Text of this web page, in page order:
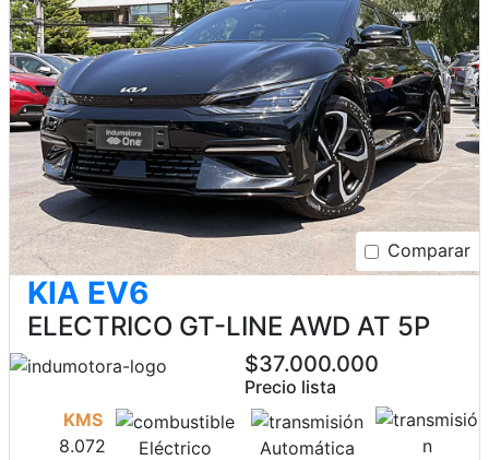
Comparar
KIA EV6
ELECTRICO GT-LINE AWD AT 5P
$37.000.000
Precio lista
KMS
8.072
Eléctrico
Automática